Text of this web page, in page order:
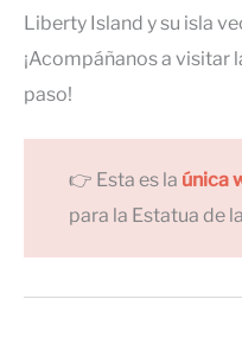
Liberty Island y su isla
¡Acompáñanos a visitar
paso!
👉 Esta es la única
para la Estatua de